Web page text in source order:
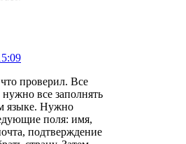
проверил. Все
все заполнять
языке. Нужно
поля: имя,
подтверждение